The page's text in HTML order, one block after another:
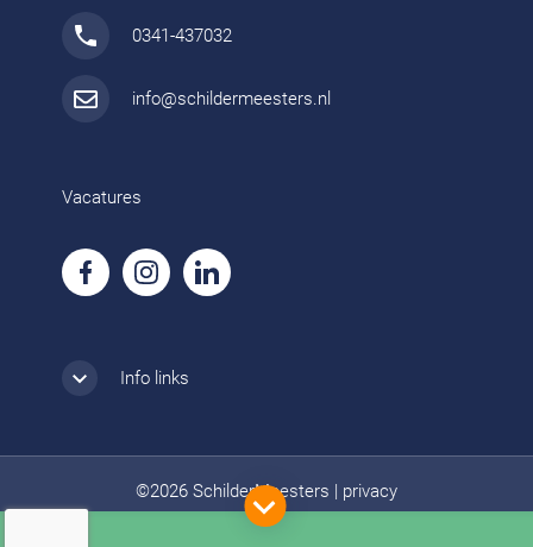
0341-437032
info@schildermeesters.nl
Vacatures
Info links
©2026 SchilderMeesters privacy